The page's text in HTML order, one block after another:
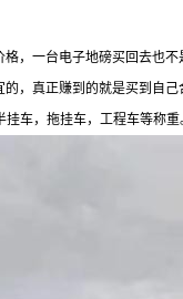
，一台电子地磅买回去也
，真正赚到的就是买到自
车，拖挂车，工程车等称